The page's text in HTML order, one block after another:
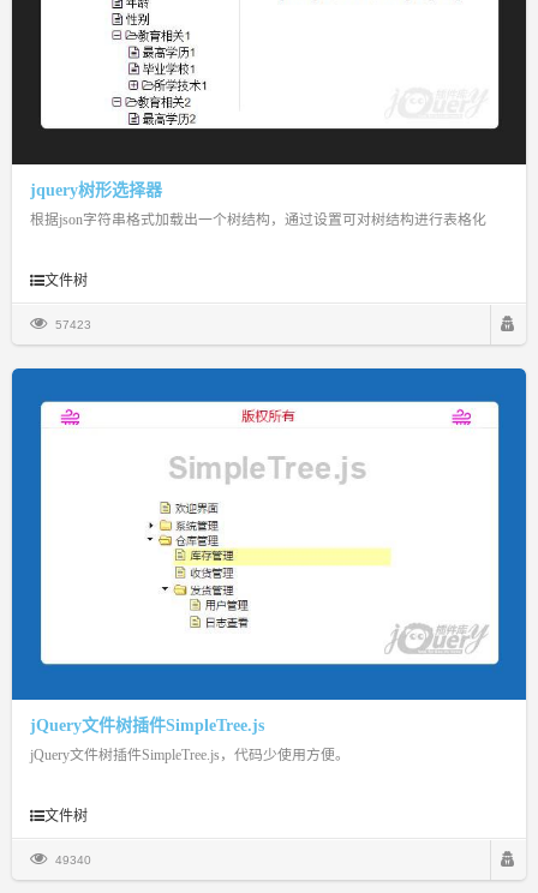
jquery树形选择器
根据json字符串格式加载出一个树结构，通过设置可对树结构进行表格化
文件树
57423
jQuery文件树插件SimpleTree.js
jQuery文件树插件SimpleTree.js，代码少使用方便。
文件树
49340